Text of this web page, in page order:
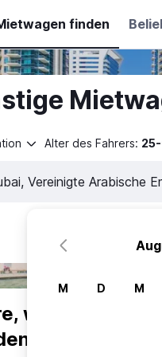
finden
Alter des Fahrers:
warum
M D M